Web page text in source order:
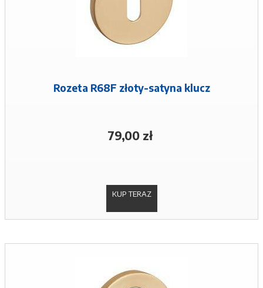
Rozeta R68F złoty-satyna klucz
79,00 zł
KUP TERAZ